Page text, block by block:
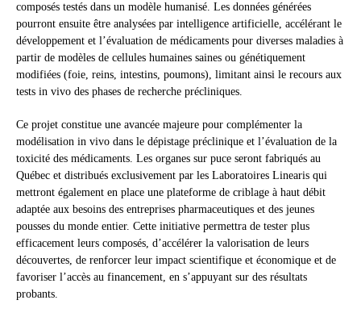
composés testés dans un modèle humanisé. Les données générées
pourront ensuite être analysées par intelligence artificielle, accélérant le
développement et l’évaluation de médicaments pour diverses maladies à
partir de modèles de cellules humaines saines ou génétiquement
modifiées (foie, reins, intestins, poumons), limitant ainsi le recours aux
tests in vivo des phases de recherche précliniques.
Ce projet constitue une avancée majeure pour complémenter la
modélisation in vivo dans le dépistage préclinique et l’évaluation de la
toxicité des médicaments. Les organes sur puce seront fabriqués au
Québec et distribués exclusivement par les Laboratoires Linearis qui
mettront également en place une plateforme de criblage à haut débit
adaptée aux besoins des entreprises pharmaceutiques et des jeunes
pousses du monde entier. Cette initiative permettra de tester plus
efficacement leurs composés, d’accélérer la valorisation de leurs
découvertes, de renforcer leur impact scientifique et économique et de
favoriser l’accès au financement, en s’appuyant sur des résultats
probants.